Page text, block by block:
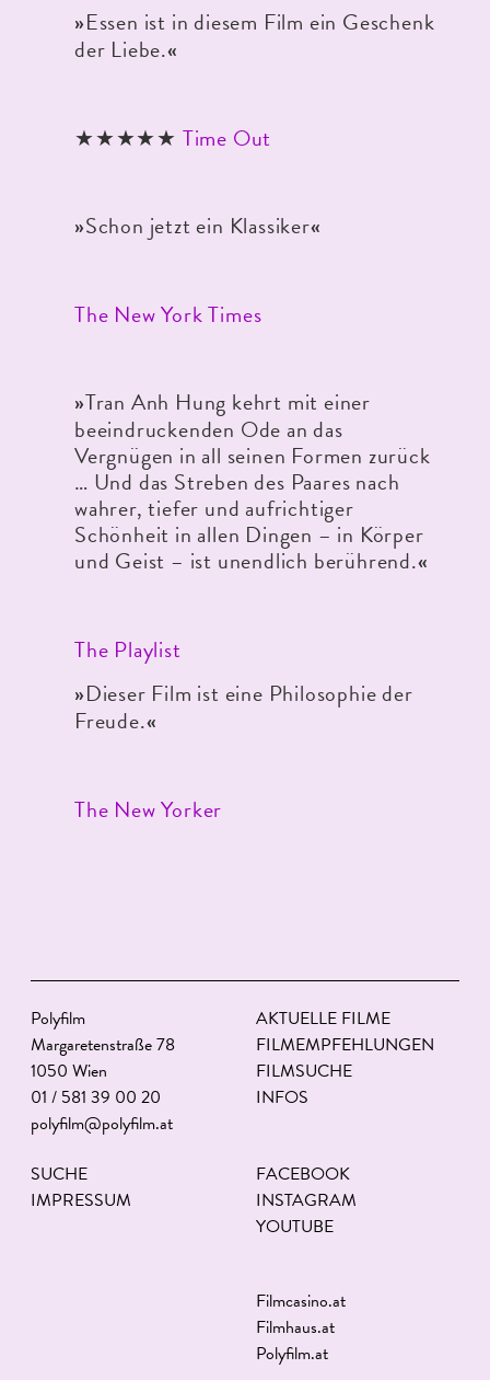
»Essen ist in diesem Film ein Geschenk
der Liebe.«
★★★★★ Time Out
»Schon jetzt ein Klassiker«
The New York Times
»Tran Anh Hung kehrt mit einer
beeindruckenden Ode an das
Vergnügen in all seinen Formen zurück
… Und das Streben des Paares nach
wahrer, tiefer und aufrichtiger
Schönheit in allen Dingen – in Körper
und Geist – ist unendlich berührend.«
The Playlist
»Dieser Film ist eine Philosophie der
Freude.«
The New Yorker
Polyfilm
Margaretenstraße 78
1050 Wien
01 / 581 39 00 20
polyfilm@polyfilm.at
AKTUELLE FILME
FILMEMPFEHLUNGEN
FILMSUCHE
INFOS
SUCHE
IMPRESSUM
FACEBOOK
INSTAGRAM
YOUTUBE
Filmcasino.at
Filmhaus.at
Polyfilm.at